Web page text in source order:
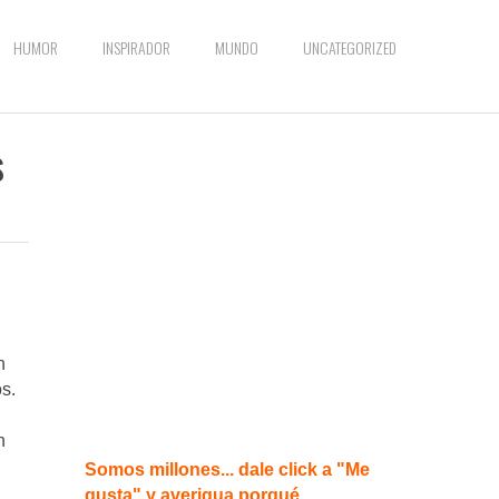
HUMOR INSPIRADOR MUNDO UNCATEGORIZED
Somos millones... dale click a "Me
gusta" y averigua porqué